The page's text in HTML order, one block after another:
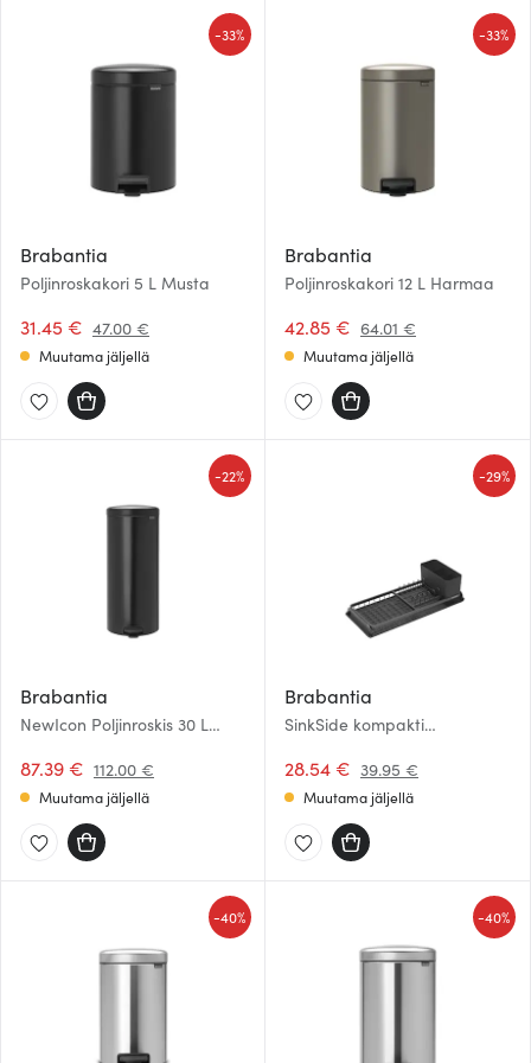
Brabantia
Poljinroskakori 5 L Musta
31.45 € 47.00 €
-33%
Muutama jäljellä
Brabantia
Poljinroskakori 12 L Harmaa
42.85 € 64.01 €
-33%
Muutama jäljellä
Brabantia
NewIcon Poljinroskis 30 L
87.39 € 112.00 €
-22%
Muutama jäljellä
Brabantia
SinkSide kompakti
12,5×20×46,3 cm musta
28.54 € 39.95 €
-29%
Muutama jäljellä
-40% -40%